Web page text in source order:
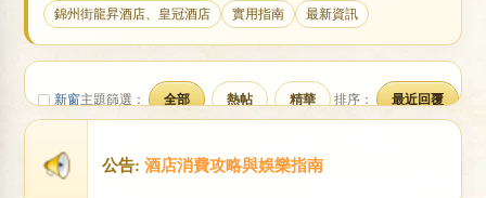
錦州街龍昇酒店、皇冠酒店 實用指南 最新資訊
新窗主題篩選： 全部 熱帖 精華 排序： 最近回覆
公告: 酒店消費攻略與娛樂指南